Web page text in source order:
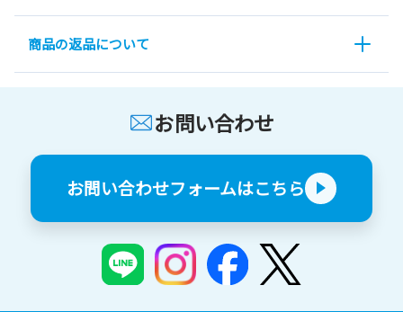
商品の返品について
お問い合わせ
お問い合わせフォームはこちら